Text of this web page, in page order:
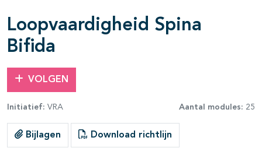
Loopvaardigheid Spina
Bifida
VOLGEN
Initiatief: VRA Aantal modules: 25
Bijlagen Download richtlijn
open- en dichtklappen